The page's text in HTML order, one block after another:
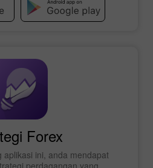
Forex
aplikasi ini, anda mendapat
perdagangan yang